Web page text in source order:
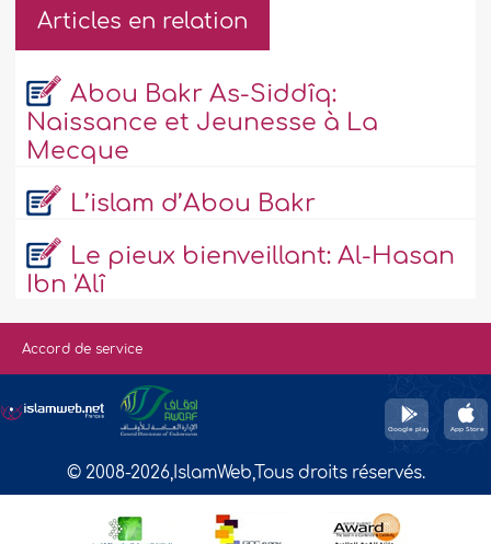
Articles en relation
Abou Bakr As-Siddîq:
Naissance et Jeunesse à La
Mecque
L’islam d’Abou Bakr
Le pieux bienveillant: Al-Hasan
Ibn 'Alî
Accord de service
© 2008-2026,IslamWeb,Tous droits réservés.